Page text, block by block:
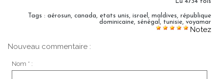
Tags : aérosun, canada, etats unis, israel , maldives, république
dominicaine, sénégal , tunisie, voyamar
Notez
Nouveau commentaire :
Nom * :